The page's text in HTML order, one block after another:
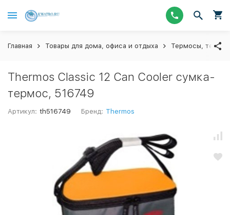
Главная Товары для дома, офиса и отдыха Термосы,
Thermos Classic 12 Can Cooler сумка-
термос, 516749
Артикул: th516749 Бренд: Thermos